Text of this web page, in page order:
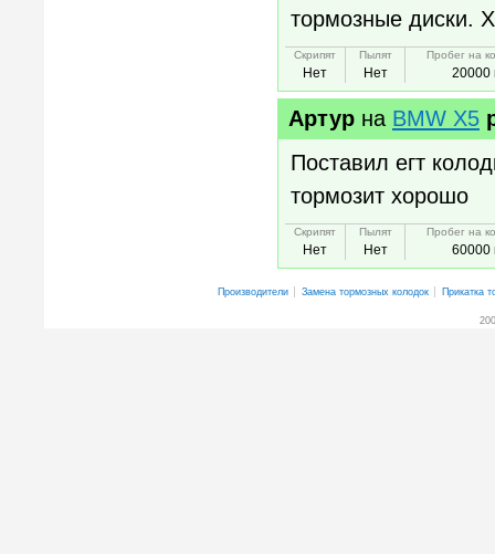
тормозные диски.
Скрипят
Нет
Пылят
Нет
Пробег на
20000
Артур на BMW X5
Поставил егт
тормозит хорошо
Скрипят
Нет
Пылят
Нет
Пробег на
60000
Производители Замена тормозных колодок Прикатка